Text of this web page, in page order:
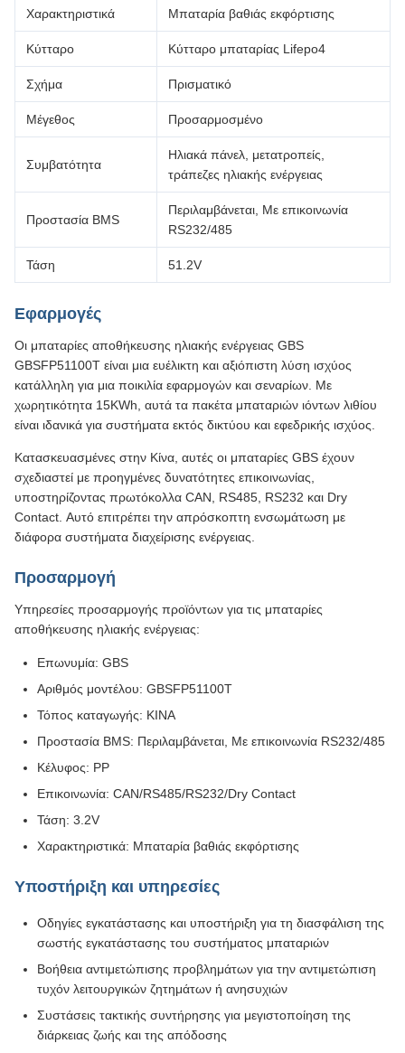
Χαρακτηριστικά Μπαταρία βαθιάς εκφόρτισης
Κύτταρο Κύτταρο μπαταρίας Lifepo4
Σχήμα Πρισματικό
Μέγεθος Προσαρμοσμένο
Συμβατότητα
Ηλιακά πάνελ, μετατροπείς,
τράπεζες ηλιακής ενέργειας
Προστασία BMS
Περιλαμβάνεται, Με επικοινωνία
RS232/485
Τάση 51.2V
Εφαρμογές
Οι μπαταρίες αποθήκευσης ηλιακής ενέργειας GBS
GBSFP51100T είναι μια ευέλικτη και αξιόπιστη λύση ισχύος
κατάλληλη για μια ποικιλία εφαρμογών και σεναρίων. Με
χωρητικότητα 15KWh, αυτά τα πακέτα μπαταριών ιόντων λιθίου
είναι ιδανικά για συστήματα εκτός δικτύου και εφεδρικής ισχύος.
Κατασκευασμένες στην Κίνα, αυτές οι μπαταρίες GBS έχουν
σχεδιαστεί με προηγμένες δυνατότητες επικοινωνίας,
υποστηρίζοντας πρωτόκολλα CAN, RS485, RS232 και Dry
Contact. Αυτό επιτρέπει την απρόσκοπτη ενσωμάτωση με
διάφορα συστήματα διαχείρισης ενέργειας.
Προσαρμογή
Υπηρεσίες προσαρμογής προϊόντων για τις μπαταρίες
αποθήκευσης ηλιακής ενέργειας:
Επωνυμία: GBS
Αριθμός μοντέλου: GBSFP51100T
Τόπος καταγωγής: ΚΙΝΑ
Προστασία BMS: Περιλαμβάνεται, Με επικοινωνία RS232/485
Κέλυφος: PP
Επικοινωνία: CAN/RS485/RS232/Dry Contact
Τάση: 3.2V
Χαρακτηριστικά: Μπαταρία βαθιάς εκφόρτισης
Υποστήριξη και υπηρεσίες
Οδηγίες εγκατάστασης και υποστήριξη για τη διασφάλιση της
σωστής εγκατάστασης του συστήματος μπαταριών
Βοήθεια αντιμετώπισης προβλημάτων για την αντιμετώπιση
τυχόν λειτουργικών ζητημάτων ή ανησυχιών
Συστάσεις τακτικής συντήρησης για μεγιστοποίηση της
διάρκειας ζωής και της απόδοσης